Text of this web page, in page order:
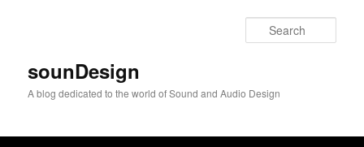
sounDesign
A blog dedicated to the world of Sound and Audio Design